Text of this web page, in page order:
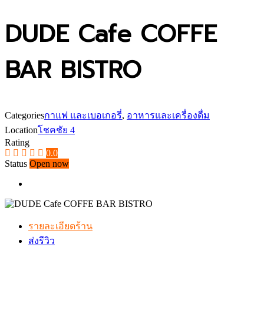
DUDE Cafe COFFE
BAR BISTRO
Categoriesกาแฟ และเบอเกอรี่, อาหารและเครื่องดื่ม
Locationโชคชัย 4
Rating
0.0
Status Open now
รายละเอียดร้าน
ส่งรีวิว